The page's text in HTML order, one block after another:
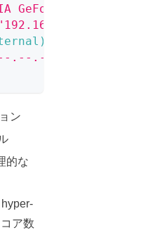
GeForce RTX 4090"
.---"
.--.--.--.--.--"
ン
的な
ア数